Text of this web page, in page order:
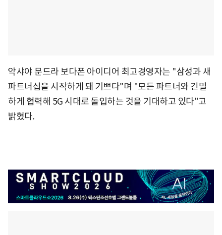
악샤야 문드라 보다폰 아이디어 최고경영자는 "삼성과 새
파트너십을 시작하게 돼 기쁘다"며 "모든 파트너와 긴밀
하게 협력해 5G 시대로 돌입하는 것을 기대하고 있다"고
밝혔다.